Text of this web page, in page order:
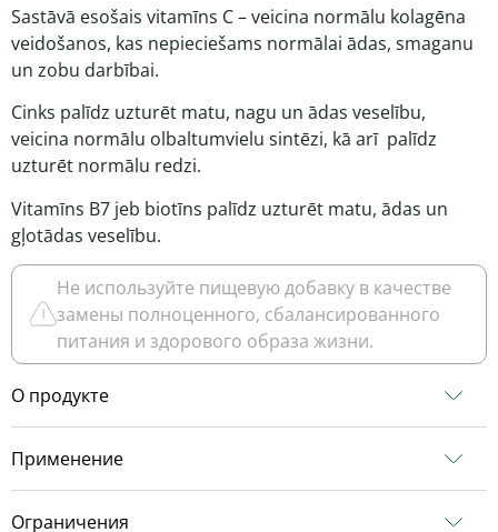
Sastāvā esošais vitamīns C – veicina normālu kolagēna
veidošanos, kas nepieciešams normālai ādas, smaganu
un zobu darbībai.
Cinks palīdz uzturēt matu, nagu un ādas veselību,
veicina normālu olbaltumvielu sintēzi, kā arī palīdz
uzturēt normālu redzi.
Vitamīns B7 jeb biotīns palīdz uzturēt matu, ādas un
gļotādas veselību.
Не используйте пищевую добавку в качестве
замены полноценного, сбалансированного
питания и здорового образа жизни.
О продукте
Применение
Ограничения